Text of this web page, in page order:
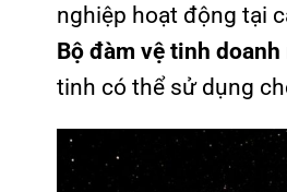
nghiệp hoạt động tại
Bộ đàm vệ tinh
tinh có thể sử dụng